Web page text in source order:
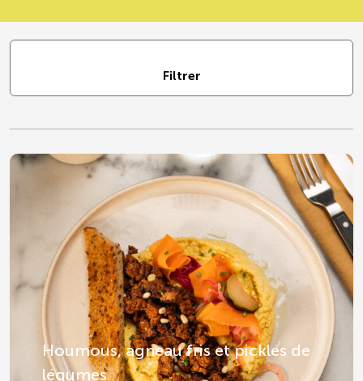
Filtrer
Houmous, agneau fris et pickles de
légumes